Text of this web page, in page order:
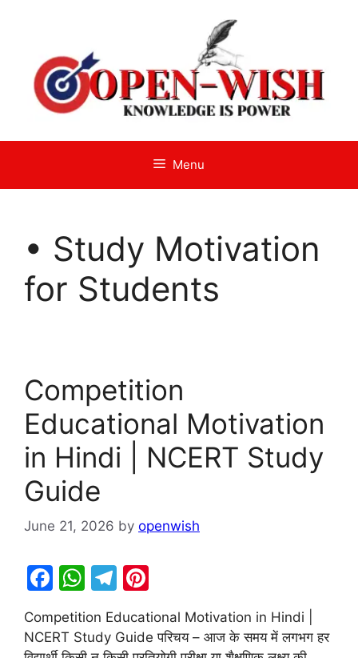
Menu
• Study Motivation
for Students
Competition
Educational Motivation
in Hindi | NCERT Study
Guide
June 21, 2026 by openwish
F
c
W
at
T
el
e
nt
er
Competition Educational Motivation in Hindi |
NCERT Study Guide परिचय – आज के समय में लगभग हर